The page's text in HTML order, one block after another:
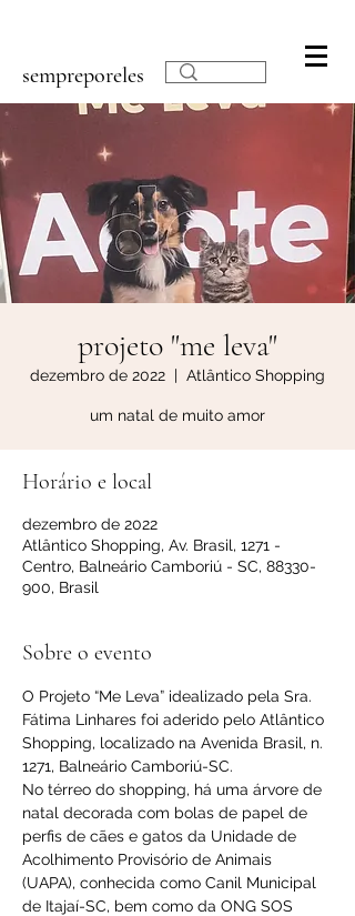
sempreporeles
projeto "me leva"
dezembro de 2022
  |
Atlântico Shopping
um natal de muito amor
Horário e local
dezembro de 2022
Atlântico Shopping, Av. Brasil, 1271 -
Centro, Balneário Camboriú - SC, 88330-
900, Brasil
Sobre o evento
O Projeto “Me Leva” idealizado pela Sra.
Fátima Linhares foi aderido pelo Atlântico
Shopping, localizado na Avenida Brasil, n.
1271, Balneário Camboriú-SC.
No térreo do shopping, há uma árvore de
natal decorada com bolas de papel de
perfis de cães e gatos da Unidade de
Acolhimento Provisório de Animais
(UAPA), conhecida como Canil Municipal
de Itajaí-SC, bem como da ONG SOS